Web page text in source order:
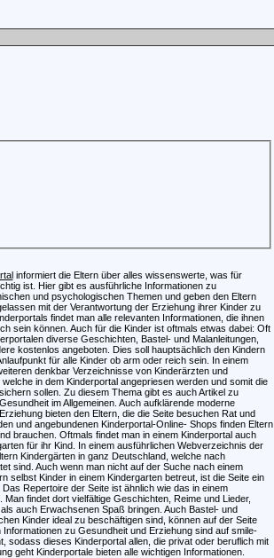
informiert die Eltern über alles wissenswerte, was für
ist. Hier gibt es ausführliche Informationen zu
und psychologischen Themen und geben den Eltern
mit der Verantwortung der Erziehung ihrer Kinder zu
findet man alle relevanten Informationen, die ihnen
sein können. Auch für die Kinder ist oftmals etwas dabei: Oft
diverse Geschichten, Bastel- und Malanleitungen,
kostenlos angeboten. Dies soll hauptsächlich den Kindern
für alle Kinder ob arm oder reich sein. In einem
denkbar Verzeichnisse von Kinderärzten und
in dem Kinderportal angepriesen werden und somit die
sollen. Zu diesem Thema gibt es auch Artikel zu
im Allgemeinen. Auch aufklärende moderne
bieten den Eltern, die die Seite besuchen Rat und
und angebundenen Kinderportal-Online- Shops finden Eltern
brauchen. Oftmals findet man in einem Kinderportal auch
für ihr Kind. In einem ausführlichen Webverzeichnis der
Kindergärten in ganz Deutschland, welche nach
sind. Auch wenn man nicht auf der Suche nach einem
selbst Kinder in einem Kindergarten betreut, ist die Seite ein
Repertoire der Seite ist ähnlich wie das in einem
Man findet dort vielfältige Geschichten, Reime und Lieder,
auch Erwachsenen Spaß bringen. Auch Bastel- und
Kinder ideal zu beschäftigen sind, können auf der Seite
Informationen zu Gesundheit und Erziehung sind auf smile-
sodass dieses Kinderportal allen, die privat oder beruflich mit
geht Kinderportale bieten alle wichtigen Informationen.